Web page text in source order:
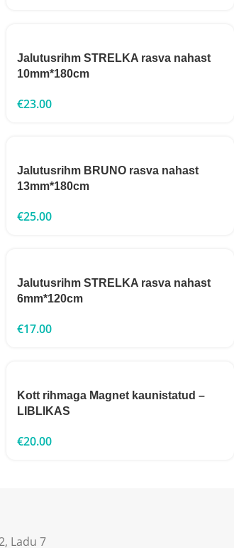
Jalutusrihm STRELKA rasva nahast
10mm*180cm
€23.00
Jalutusrihm BRUNO rasva nahast
13mm*180cm
€25.00
Jalutusrihm STRELKA rasva nahast
6mm*120cm
€17.00
Kott rihmaga Magnet kaunistatud –
LIBLIKAS
€20.00
Ladu 7